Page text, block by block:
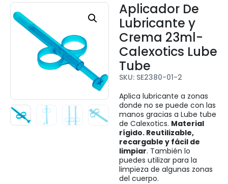
Aplicador De
Lubricante y
Crema 23ml-
Calexotics Lube
Tube
SKU: SE2380-01-2
Aplica lubricante a zonas
donde no se puede con las
manos gracias a Lube tube
de Calexotics. Material
rígido. Reutilizable,
recargable y fácil de
limpiar. También lo
puedes utilizar para la
limpieza de algunas zonas
del cuerpo.